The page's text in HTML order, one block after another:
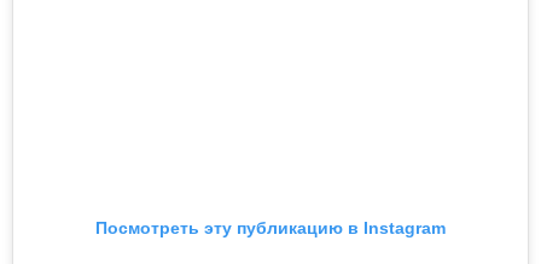
Посмотреть эту публикацию в Instagram